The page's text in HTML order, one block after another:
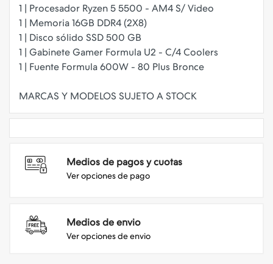
1 | Procesador Ryzen 5 5500 - AM4 S/ Video
1 | Memoria 16GB DDR4 (2X8)
1 | Disco sólido SSD 500 GB
1 | Gabinete Gamer Formula U2 - C/4 Coolers
1 | Fuente Formula 600W - 80 Plus Bronce
Medios de pagos y cuotas
Ver opciones de pago
Medios de envio
Ver opciones de envio